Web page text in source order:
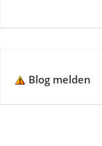
Blog melden